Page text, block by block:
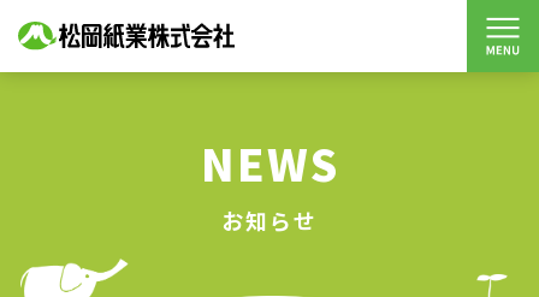
NEWS
お知らせ